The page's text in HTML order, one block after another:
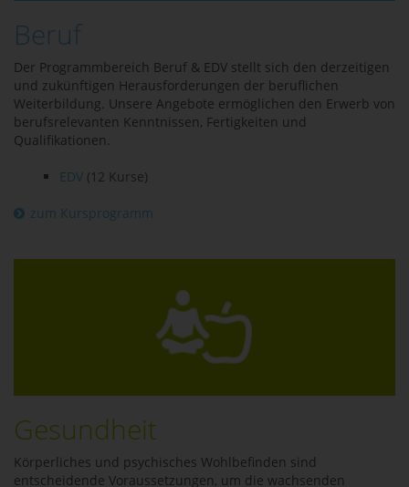
Beruf
Der Programmbereich Beruf & EDV stellt sich den derzeitigen
und zukünftigen Herausforderungen der beruflichen
Weiterbildung. Unsere Angebote ermöglichen den Erwerb von
berufsrelevanten Kenntnissen, Fertigkeiten und
Qualifikationen.
EDV (12 Kurse)
zum Kursprogramm
Gesundheit
Körperliches und psychisches Wohlbefinden sind
entscheidende Voraussetzungen, um die wachsenden